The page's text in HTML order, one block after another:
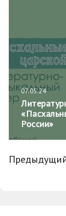
07.05.24
России»